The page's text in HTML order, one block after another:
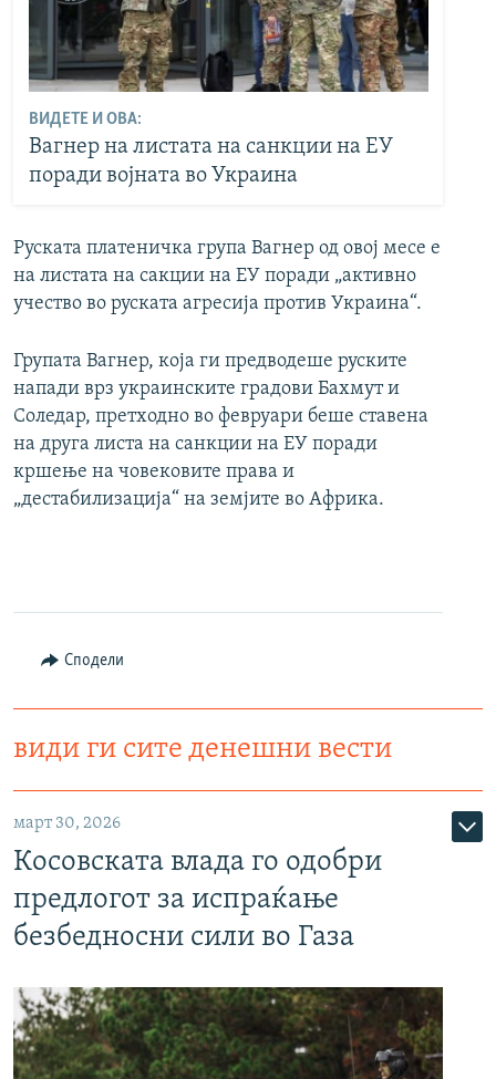
ВИДЕТЕ И ОВА:
Вагнер на листата на санкции на ЕУ
поради војната во Украина
Руската платеничка група Вагнер од овој месе е
на листата на сакции на ЕУ поради „активно
учество во руската агресија против Украина“.
Групата Вагнер, која ги предводеше руските
напади врз украинските градови Бахмут и
Соледар, претходно во февруари беше ставена
на друга листа на санкции на ЕУ поради
кршење на човековите права и
„дестабилизација“ на земјите во Африка.
Сподели
види ги сите денешни вести
март 30, 2026
Косовската влада го одобри
предлогот за испраќање
безбедносни сили во Газа